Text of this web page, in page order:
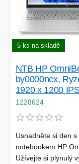
5 ks na skladě
NTB HP
by0000ncx,
1920 x 1200
LPDDR5, SSD
Game…
1228624
Usnadněte si den s
notebookem HP
Užívejte si plynulý